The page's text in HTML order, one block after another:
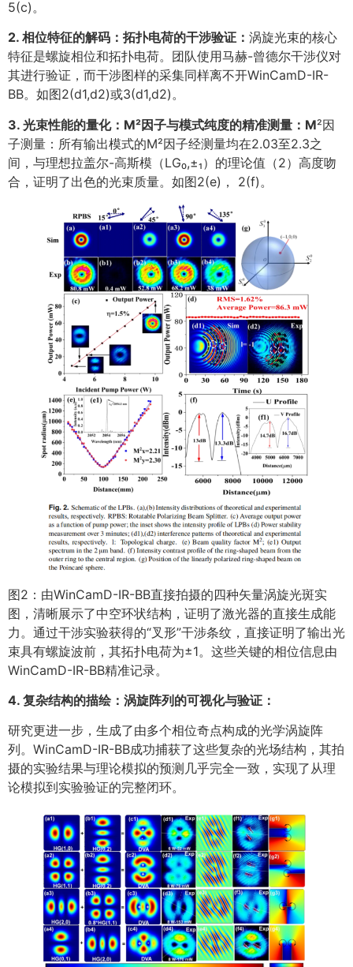
5(c)。
2. 相位特征的解码：拓扑电荷的干涉验证 ： 涡旋光束的核心
特征是螺旋相位和拓扑电荷。团队使用马赫-曾德尔干涉仪对
其进行验证，而干涉图样的采集同样离不开WinCamD-IR-
BB。如图2(d1,d2)或3(d1,d2)。
3. 光束性能的量化：M²因子与模式纯度的精准测量 ：M²因
子测量：所有输出模式的M²因子经测量均在2.03至2.3之
间，与理想拉盖尔-高斯模（LG₀,±₁）的理论值（2）高度吻
合，证明了出色的光束质量。如图2(e)， 2(f)。
图2：由WinCamD-IR-BB直接拍摄的四种矢量涡旋光斑实
图，清晰展示了中空环状结构，证明了激光器的直接生成能
力。通过干涉实验获得的“叉形”干涉条纹，直接证明了输出光
束具有螺旋波前，其拓扑电荷为±1。这些关键的相位信息由
WinCamD-IR-BB精准记录。
4. 复杂结构的描绘：涡旋阵列的可视化与验证 ：
研究更进一步，生成了由多个相位奇点构成的光学涡旋阵
列。WinCamD-IR-BB成功捕获了这些复杂的光场结构，其拍
摄的实验结果与理论模拟的预测几乎完全一致，实现了从理
论模拟到实验验证的完整闭环。